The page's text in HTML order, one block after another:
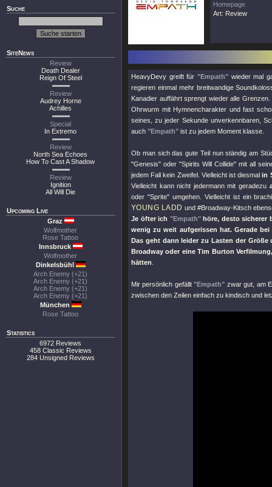
Suche
SiteNews
Review
Death Dealer
Reign Of Steel
Review
Audrey Horne
Achilles
Special
In Extremo
Review
North Sea Echoes
How To Cast A Shadow
Review
Ignition
All Will Die
Upcoming Live
Graz
Wolfmother
Rose Tattoo
Innsbruck
Wolfmother
Dinkelsbühl
Arch Enemy (+21)
Arch Enemy (+21)
Arch Enemy (+21)
Arch Enemy (+21)
München
Rose Tattoo
Statistics
6972 Reviews
458 Classic Reviews
284 Unsigned Reviews
Homepage
Art: Review
HeavyDevy greift für"Empath" wieder mal
regieren einmal mehr breitwandige
Kanadier auffährt sprengt wieder alle
Ohrwurm mit Hymnencharakter und fast
seines, zu jeder Sekunde unverkennbaren,
auch "Empath" ist zu jedem Moment klasse.
Ob man sich das gute Teil nun ständig am
"Genesis" oder "Spirits Will Collide" mit all
jedem Fall kein Zweifel. Vielleicht ist diesmalin
Vielleicht kann nicht jedermann mit geradezu
oder "Sprite"umgehen. Vielleicht ist ein
YOUNG LADD und #Broadway-Kitsch
Je öfter ich "Empath"höre, desto sicherer
wenig zu weit aufgerissen hat. Gerade
Das geht dann leider zu Lasten der
Broadway oder eine Tim Burton
hätten
Mir persönlich gefällt"Empath" zwar gut, am
zwischen den Zeilen einfach zu kindisch und